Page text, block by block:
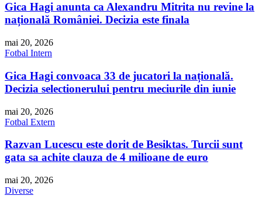
Gica Hagi anunta ca Alexandru Mitrita nu revine la
națională României. Decizia este finala
mai 20, 2026
Fotbal Intern
Gica Hagi convoaca 33 de jucatori la națională.
Decizia selectionerului pentru meciurile din iunie
mai 20, 2026
Fotbal Extern
Razvan Lucescu este dorit de Besiktas. Turcii sunt
gata sa achite clauza de 4 milioane de euro
mai 20, 2026
Diverse